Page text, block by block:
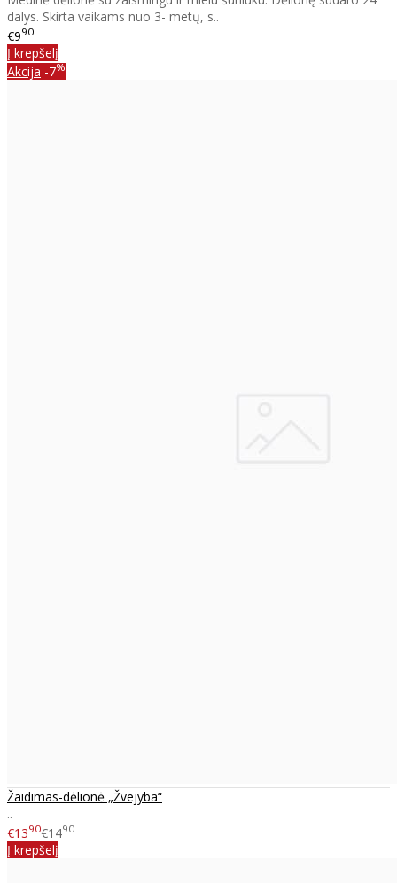
dalys. Skirta vaikams nuo 3- metų, s..
€990
Į krepšelį
Akcija -7%
Žaidimas-dėlionė „Žvejyba“
..
€1390€1490
Į krepšelį